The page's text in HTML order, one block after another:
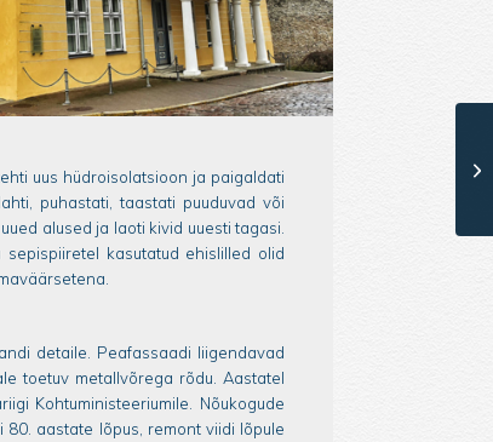
uus hüdroisolatsioon ja paigaldati
puhastati, taastati puuduvad või
alused ja laoti kivid uuesti tagasi.
kasutatud ehislilled olid
detaile. Peafassaadi liigendavad
toetuv metallvõrega rõdu. Aastatel
Kohtuministeeriumile. Nõukogude
80. aastate lõpus, remont viidi lõpule